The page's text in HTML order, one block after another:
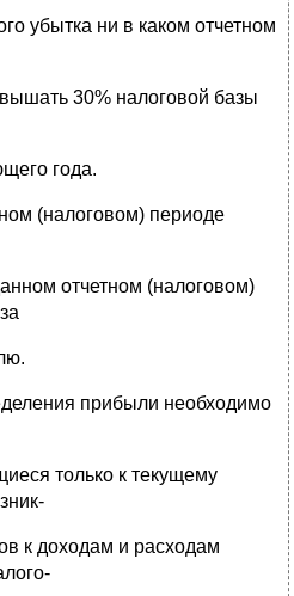
убытка ни в каком отчетном
30% налоговой базы
года.
(налоговом) периоде
отчетном (налоговом)
прибыли необходимо
только к текущему
к доходам и расходам